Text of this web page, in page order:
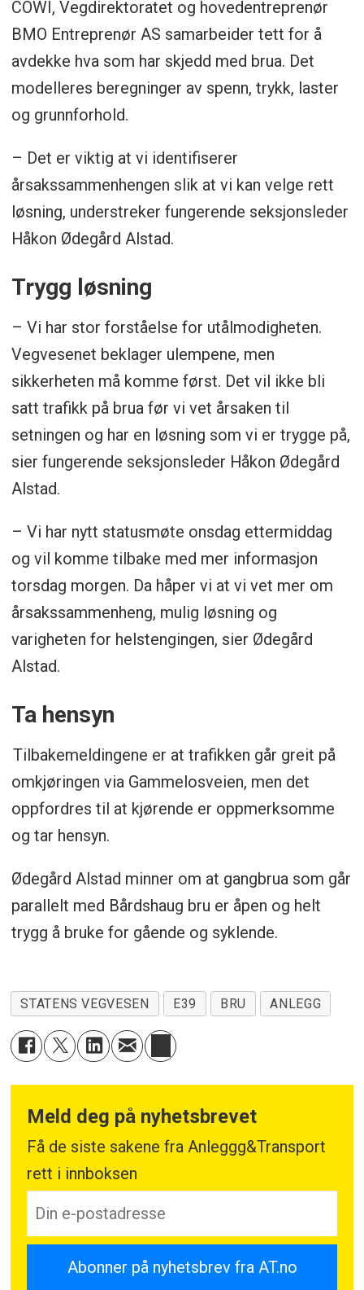
COWI, Vegdirektoratet og hovedentreprenør
BMO Entreprenør AS samarbeider tett for å
avdekke hva som har skjedd med brua. Det
modelleres beregninger av spenn, trykk, laster
og grunnforhold.
– Det er viktig at vi identifiserer
årsakssammenhengen slik at vi kan velge rett
løsning, understreker fungerende seksjonsleder
Håkon Ødegård Alstad.
Trygg løsning
– Vi har stor forståelse for utålmodigheten.
Vegvesenet beklager ulempene, men
sikkerheten må komme først. Det vil ikke bli
satt trafikk på brua før vi vet årsaken til
setningen og har en løsning som vi er trygge på,
sier fungerende seksjonsleder Håkon Ødegård
Alstad.
– Vi har nytt statusmøte onsdag ettermiddag
og vil komme tilbake med mer informasjon
torsdag morgen. Da håper vi at vi vet mer om
årsakssammenheng, mulig løsning og
varigheten for helstengingen, sier Ødegård
Alstad.
Ta hensyn
Tilbakemeldingene er at trafikken går greit på
omkjøringen via Gammelosveien, men det
oppfordres til at kjørende er oppmerksomme
og tar hensyn.
Ødegård Alstad minner om at gangbrua som går
parallelt med Bårdshaug bru er åpen og helt
trygg å bruke for gående og syklende.
STATENS VEGVESEN E39 BRU ANLEGG
Meld deg på nyhetsbrevet
Få de siste sakene fra Anleggg&Transport
rett i innboksen